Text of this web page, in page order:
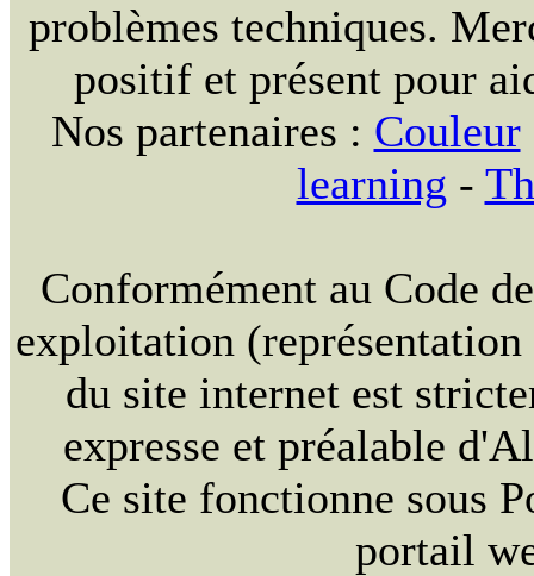
problèmes techniques.
positif et présent pour
Nos partenaires : Couleur
learning -
Conformément au Code
exploitation
du site internet est
expresse et préalable
Ce site fonctionne sous
portail